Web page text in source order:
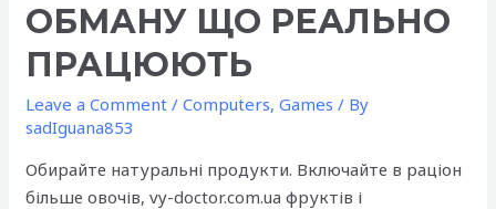
ja
Kotiutukset
ОБМАНУ ЩО РЕАЛЬНО
ПРАЦЮЮТЬ
Leave a Comment /Computers, Games / By
sadIguana853
Обирайте натуральні продукти. Включайте в раціон
більше овочів, vy-doctor.com.ua фруктів і